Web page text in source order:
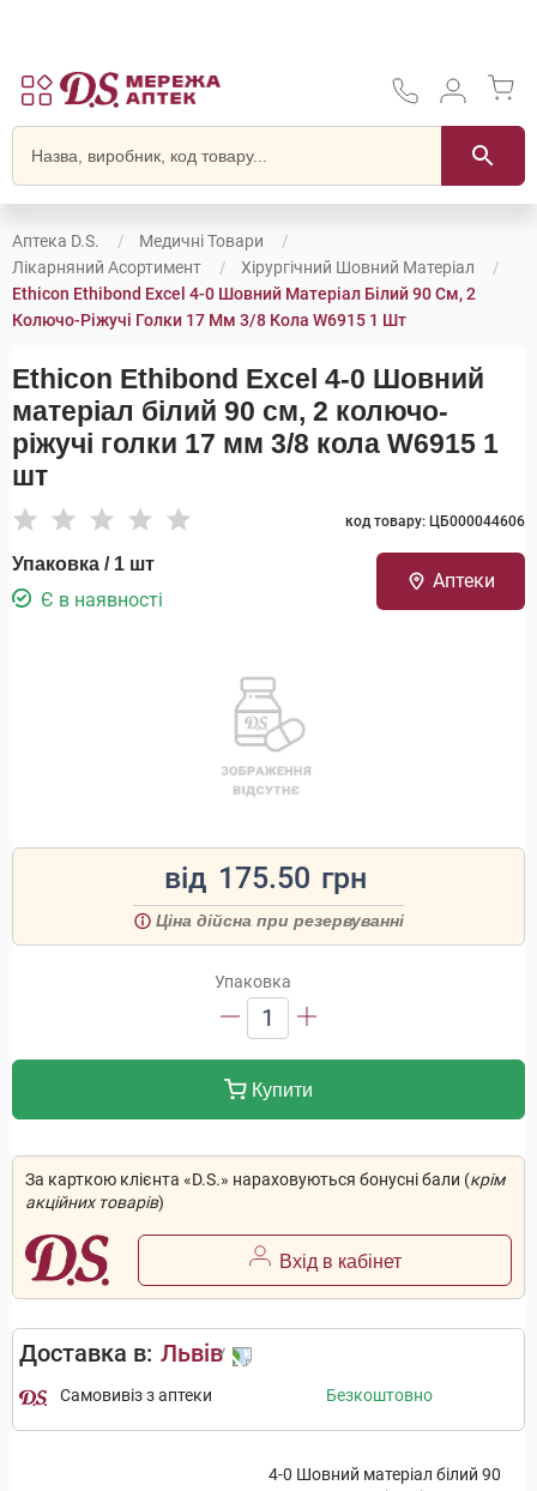
Аптека D.S.
Медичні Товари
Лікарняний Асортимент
Хірургічний Шовний Матеріал
Ethicon Ethibond Exсel 4-0 Шовний Матеріал Білий 90 См, 2
Колючо-Ріжучі Голки 17 Мм 3/8 Кола W6915 1 Шт
Ethicon Ethibond Exсel 4-0 Шовний
матеріал білий 90 см, 2 колючо-
ріжучі голки 17 мм 3/8 кола W6915 1
шт
код товару: ЦБ000044606
Упаковка / 1 шт
Є в наявності
Аптеки
від 175.50 грн
Ціна дійсна при резервуванні
Упаковка
1
Купити
За карткою клієнта «D.S.» нараховуються бонусні бали (крім
акційних товарів)
Вхід в кабінет
Доставка в: Львів
Самовивіз з аптеки Безкоштовно
4-0 Шовний матеріал білий 90